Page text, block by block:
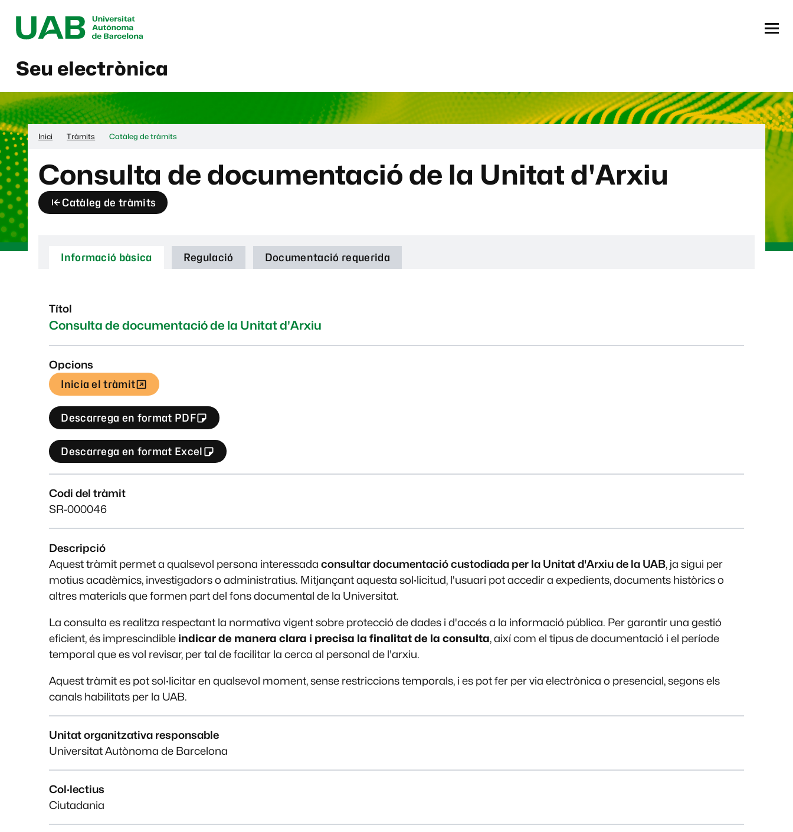
Seu electrònica
Menú
Inici Tràmits Catàleg de tràmits
Consulta de documentació de la Unitat d'Arxiu
Catàleg de tràmits
Informació bàsica Regulació Documentació requerida
Títol
Consulta de documentació de la Unitat d'Arxiu
Opcions
Inicia el tràmit
Descarrega en format PDF
Descarrega en format Excel
Codi del tràmit
SR-000046
Descripció
Aquest tràmit permet a qualsevol persona interessadaconsultar documentació custodiada per la Unitat d'Arxiu de la UAB, ja sigui per
motius acadèmics, investigadors o administratius. Mitjançant aquesta sol·licitud, l'usuari pot accedir a expedients, documents històrics o
altres materials que formen part del fons documental de la Universitat.
La consulta es realitza respectant la normativa vigent sobre protecció de dades i d'accés a la informació pública. Per garantir una gestió
eficient, és imprescindible indicar de manera clara i precisa la finalitat de la consulta, així com el tipus de documentació i el període
temporal que es vol revisar, per tal de facilitar la cerca al personal de l'arxiu.
Aquest tràmit es pot sol·licitar en qualsevol moment, sense restriccions temporals, i es pot fer per via electrònica o presencial, segons els
canals habilitats per la UAB.
Unitat organitzativa responsable
Universitat Autònoma de Barcelona
Col·lectius
Ciutadania